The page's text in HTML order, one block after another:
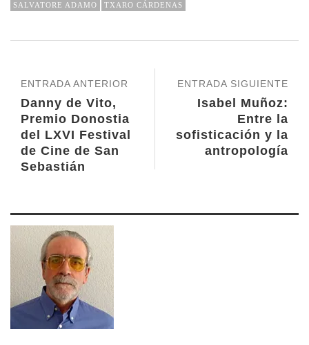
SALVATORE ADAMO
TXARO CÁRDENAS
ENTRADA SIGUIENTE
Isabel Muñoz:
Entre la
sofisticación y la
antropología
ENTRADA ANTERIOR
Danny de Vito,
Premio Donostia
del LXVI Festival
de Cine de San
Sebastián